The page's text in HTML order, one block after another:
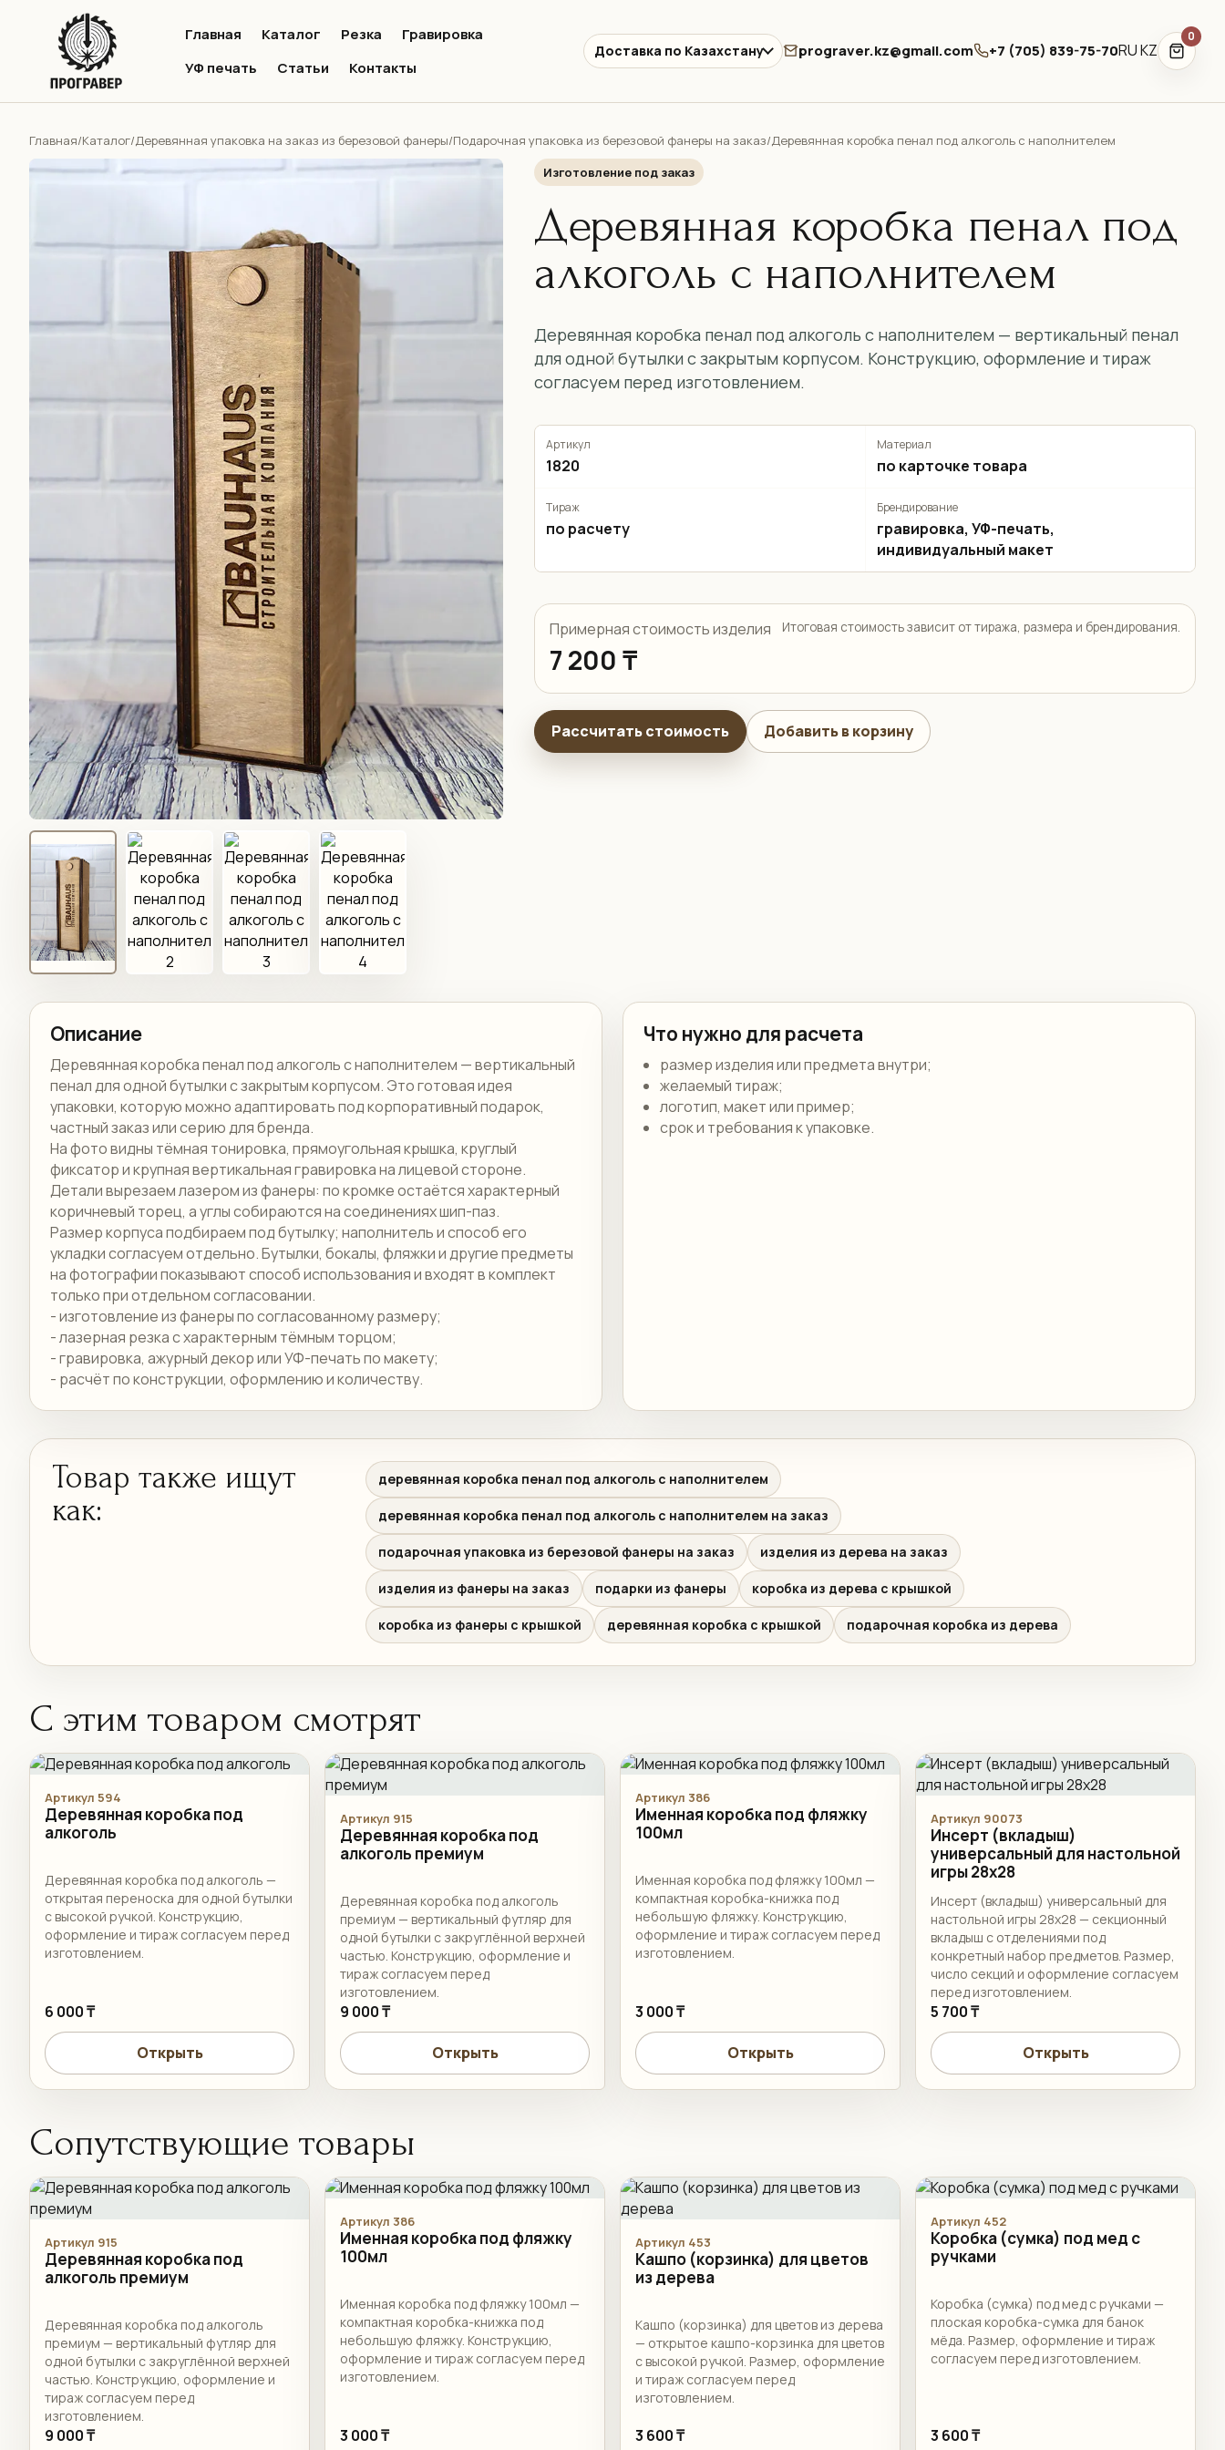
Главная Каталог Резка
Гравировка
УФ печать
Статьи Контакты
Доставка по Казахстану prograver.kz@gmail.com +7 (705) 839-75-70RUKZ
0
Главная/Каталог/Деревянная упаковка на заказ из березовой фанеры/Подарочная упаковка из березовой фанеры на заказ/Деревянная коробка пенал под алкоголь с наполнителем
Изготовление под заказ
Деревянная коробка пенал под
алкоголь с наполнителем
Деревянная коробка пенал под алкоголь с наполнителем — вертикальный пенал
для одной бутылки с закрытым корпусом. Конструкцию, оформление и тираж
согласуем перед изготовлением.
Артикул
1820
Материал
по карточке товара
Тираж
по расчету
Брендирование
гравировка, УФ-печать,
индивидуальный макет
Примерная стоимость изделия
7 200 ₸
Итоговая стоимость зависит от тиража, размера и брендирования.
Рассчитать стоимость Добавить в корзину
Описание
Деревянная коробка пенал под алкоголь с наполнителем — вертикальный
пенал для одной бутылки с закрытым корпусом. Это готовая идея
упаковки, которую можно адаптировать под корпоративный подарок,
частный заказ или серию для бренда.
На фото видны тёмная тонировка, прямоугольная крышка, круглый
фиксатор и крупная вертикальная гравировка на лицевой стороне.
Детали вырезаем лазером из фанеры: по кромке остаётся характерный
коричневый торец, а углы собираются на соединениях шип-паз.
Размер корпуса подбираем под бутылку; наполнитель и способ его
укладки согласуем отдельно. Бутылки, бокалы, фляжки и другие предметы
на фотографии показывают способ использования и входят в комплект
только при отдельном согласовании.
- изготовление из фанеры по согласованному размеру;
- лазерная резка с характерным тёмным торцом;
- гравировка, ажурный декор или УФ-печать по макету;
- расчёт по конструкции, оформлению и количеству.
Что нужно для расчета
размер изделия или предмета внутри;
желаемый тираж;
логотип, макет или пример;
срок и требования к упаковке.
Товар также ищут
как:
деревянная коробка пенал под алкоголь с наполнителем
деревянная коробка пенал под алкоголь с наполнителем на заказ
подарочная упаковка из березовой фанеры на заказ изделия из дерева на заказ
изделия из фанеры на заказ подарки из фанеры коробка из дерева с крышкой
коробка из фанеры с крышкой деревянная коробка с крышкой подарочная коробка из дерева
С этим товаром смотрят
Артикул 594
Деревянная коробка под
алкоголь
Деревянная коробка под алкоголь —
открытая переноска для одной бутылки
с высокой ручкой. Конструкцию,
оформление и тираж согласуем перед
изготовлением.
6 000 ₸
Открыть
Артикул 915
Деревянная коробка под
алкоголь премиум
Деревянная коробка под алкоголь
премиум — вертикальный футляр для
одной бутылки с закруглённой верхней
частью. Конструкцию, оформление и
тираж согласуем перед
изготовлением.
9 000 ₸
Открыть
Артикул 386
Именная коробка под фляжку
100мл
Именная коробка под фляжку 100мл —
компактная коробка-книжка под
небольшую фляжку. Конструкцию,
оформление и тираж согласуем перед
изготовлением.
3 000 ₸
Открыть
Артикул 90073
Инсерт (вкладыш)
универсальный для настольной
игры 28x28
Инсерт (вкладыш) универсальный для
настольной игры 28x28 — секционный
вкладыш с отделениями под
конкретный набор предметов. Размер,
число секций и оформление согласуем
перед изготовлением.
5 700 ₸
Открыть
Сопутствующие товары
Артикул 915
Деревянная коробка под
алкоголь премиум
Деревянная коробка под алкоголь
премиум — вертикальный футляр для
одной бутылки с закруглённой верхней
частью. Конструкцию, оформление и
тираж согласуем перед
изготовлением.
9 000 ₸
Артикул 386
Именная коробка под фляжку
100мл
Именная коробка под фляжку 100мл —
компактная коробка-книжка под
небольшую фляжку. Конструкцию,
оформление и тираж согласуем перед
изготовлением.
3 000 ₸
Артикул 453
Кашпо (корзинка) для цветов
из дерева
Кашпо (корзинка) для цветов из дерева
— открытое кашпо-корзинка для цветов
с высокой ручкой. Размер, оформление
и тираж согласуем перед
изготовлением.
3 600 ₸
Артикул 452
Коробка (сумка) под мед с
ручками
Коробка (сумка) под мед с ручками —
плоская коробка-сумка для банок
мёда. Размер, оформление и тираж
согласуем перед изготовлением.
3 600 ₸